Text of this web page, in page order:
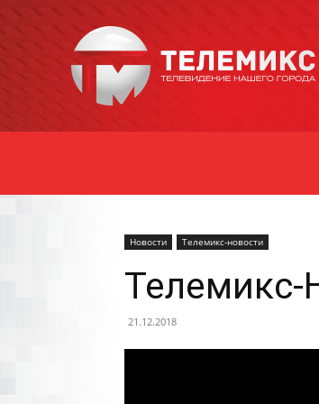
Уссурийска
Новости Телемикс-новости
Телемикс-
21.12.2018